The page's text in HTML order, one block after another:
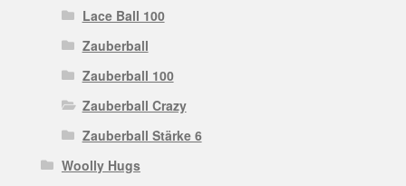
Lace Ball 100
Zauberball
Zauberball 100
Zauberball Crazy
Zauberball Stärke 6
Woolly Hugs